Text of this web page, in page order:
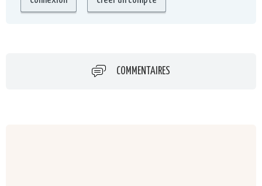
COMMENTAIRES